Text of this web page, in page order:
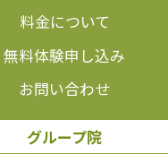
料金について
無料体験申し込み
お問い合わせ
グループ院